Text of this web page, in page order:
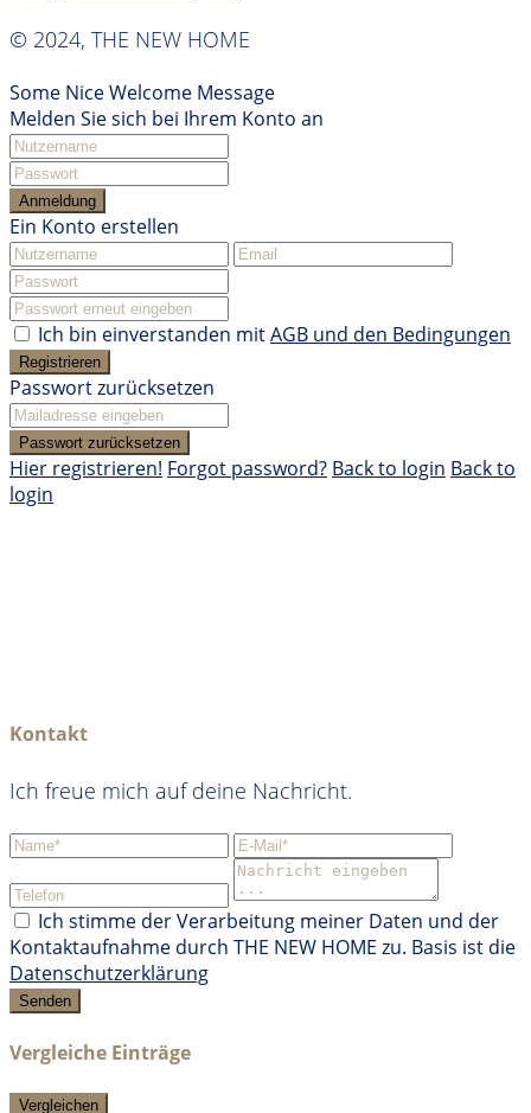
© 2024, THE NEW HOME
Some Nice Welcome Message
Melden Sie sich bei Ihrem Konto an
Anmeldung
Ein Konto erstellen
Ich bin einverstanden mitAGB und den Bedingungen
Registrieren
Passwort zurücksetzen
Passwort zurücksetzen
Hier registrieren! Forgot password? Back to login Back to
login
Kontakt
Ich freue mich auf deine Nachricht.
Ich stimme der Verarbeitung meiner Daten und der
Kontaktaufnahme durch THE NEW HOME zu. Basis ist die
Datenschutzerklärung
Senden
Vergleiche Einträge
Vergleichen